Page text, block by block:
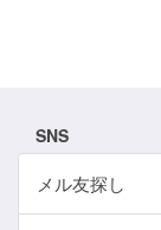
SNS
メル友探し